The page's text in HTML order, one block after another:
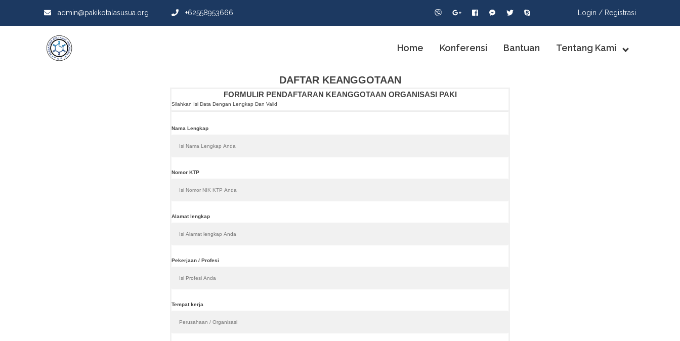
admin@pakikotalasusua.org +62558953666 Login / Registrasi
Home Konferensi Bantuan Tentang Kami
DAFTAR KEANGGOTAAN
FORMULIR PENDAFTARAN KEANGGOTAAN ORGANISASI PAKI
Silahkan Isi Data Dengan Lengkap Dan Valid
Nama Lengkap
Nomor KTP
Alamat lengkap
Pekerjaan / Profesi
Tempat kerja